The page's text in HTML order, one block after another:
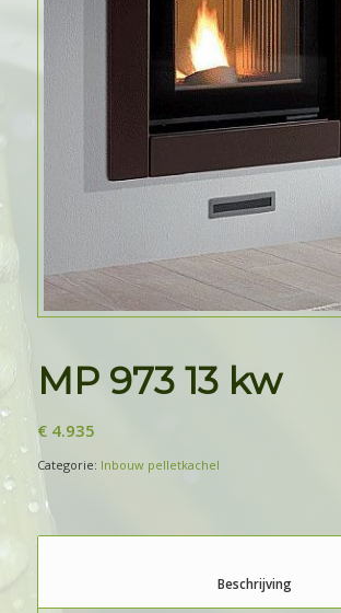
MP 973 13 kw
€4.935
Categorie: Inbouw pelletkachel